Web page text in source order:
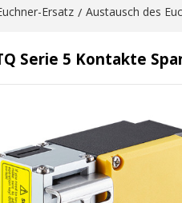
Ersatz / Austausch des
Serie 5 Kontakte